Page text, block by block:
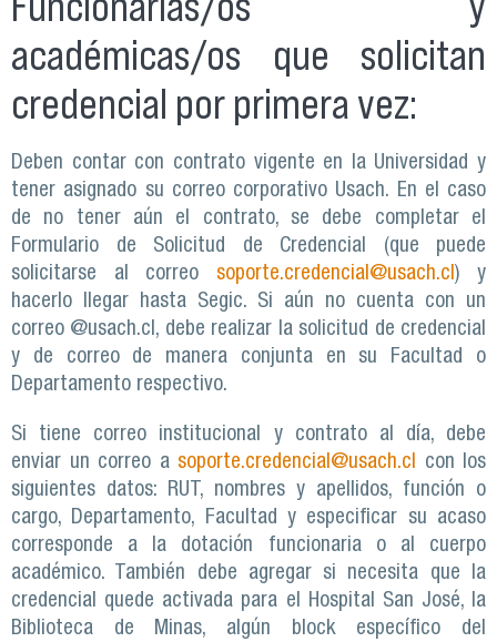
académicas/os que solicitan
credencial por primera vez:
Deben contar con contrato vigente en la Universidad y
tener asignado su correo corporativo Usach. En el caso
de no tener aún el contrato, se debe completar el
Formulario de Solicitud de Credencial (que puede
solicitarse al correo soporte.credencial@usach.cl) y
hacerlo llegar hasta Segic. Si aún no cuenta con un
correo @usach.cl, debe realizar la solicitud de credencial
y de correo de manera conjunta en su Facultad o
Departamento respectivo.
Si tiene correo institucional y contrato al día, debe
enviar un correo a soporte.credencial@usach.cl
con los
siguientes datos: RUT, nombres y apellidos, función o
cargo, Departamento, Facultad y especificar su acaso
corresponde a la dotación funcionaria o al cuerpo
académico. También debe agregar si necesita que la
credencial quede activada para el Hospital San José, la
Biblioteca de Minas, algún block específico del